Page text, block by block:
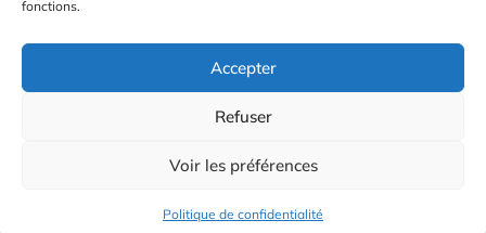
fonctions.
Accepter
Refuser
Voir les préférences
Politique de confidentialité
© 2026 Radio Calade